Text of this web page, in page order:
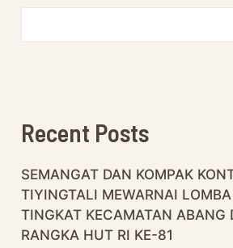
Recent Posts
SEMANGAT DAN KOMPAK
TIYINGTALI MEWARNAI
TINGKAT KECAMATAN ABANG
RANGKA HUT RI KE-81